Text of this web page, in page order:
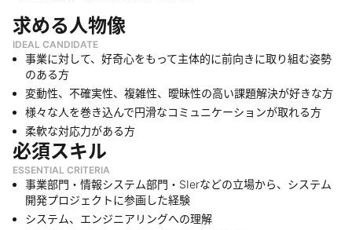
求める人物像
IDEAL CANDIDATE
事業に対して、好奇心をもって主体的に前向きに取り組む姿勢
のある方
変動性、不確実性、複雑性、曖昧性の高い課題解決が好きな方
様々な人を巻き込んで円滑なコミュニケーションが取れる方
柔軟な対応力がある方
必須スキル
ESSENTIAL CRITERIA
事業部門・情報システム部門・SIerなどの立場から、システム
開発プロジェクトに参画した経験
システム、エンジニアリングへの理解